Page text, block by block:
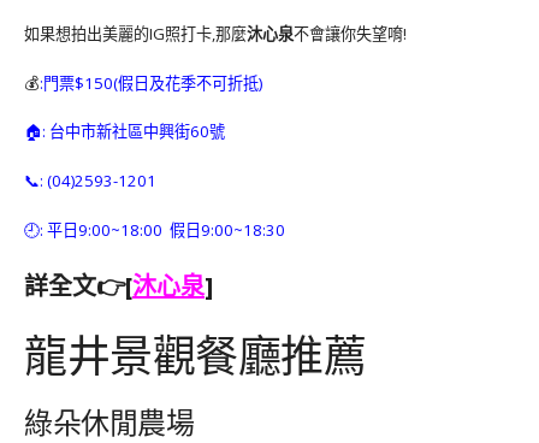
如果想拍出美麗的IG照打卡,那麼沐心泉不會讓你失望唷!
💰:門票$150(假日及花季不可折抵)
🏠: 台中市新社區中興街60號
📞: (04)2593-1201
🕘: 平日9:00~18:00 假日9:00~18:30
詳全文👉[沐心泉]
龍井景觀餐廳推薦
綠朵休閒農場